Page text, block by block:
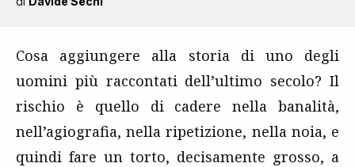
Cosa aggiungere alla storia di uno degli
uomini più raccontati dell’ultimo secolo? Il
rischio è quello di cadere nella banalità,
nell’agiografia, nella ripetizione, nella noia, e
quindi fare un torto, decisamente grosso, a